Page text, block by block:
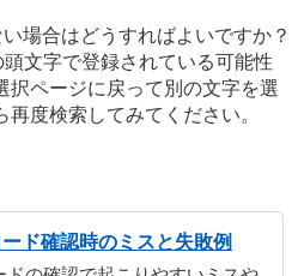
場合はどうすればよいですか？
文字で登録されている可能性
択ページに戻って別の文字を選
再度検索してみてください。
ド確認時のミスと失敗例